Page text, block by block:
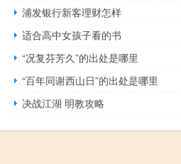
浦发银行新客理财怎样
适合高中女孩子看的书
“况复芬芳久”的出处是哪里
“百年同谢西山日”的出处是哪里
决战江湖 明教攻略